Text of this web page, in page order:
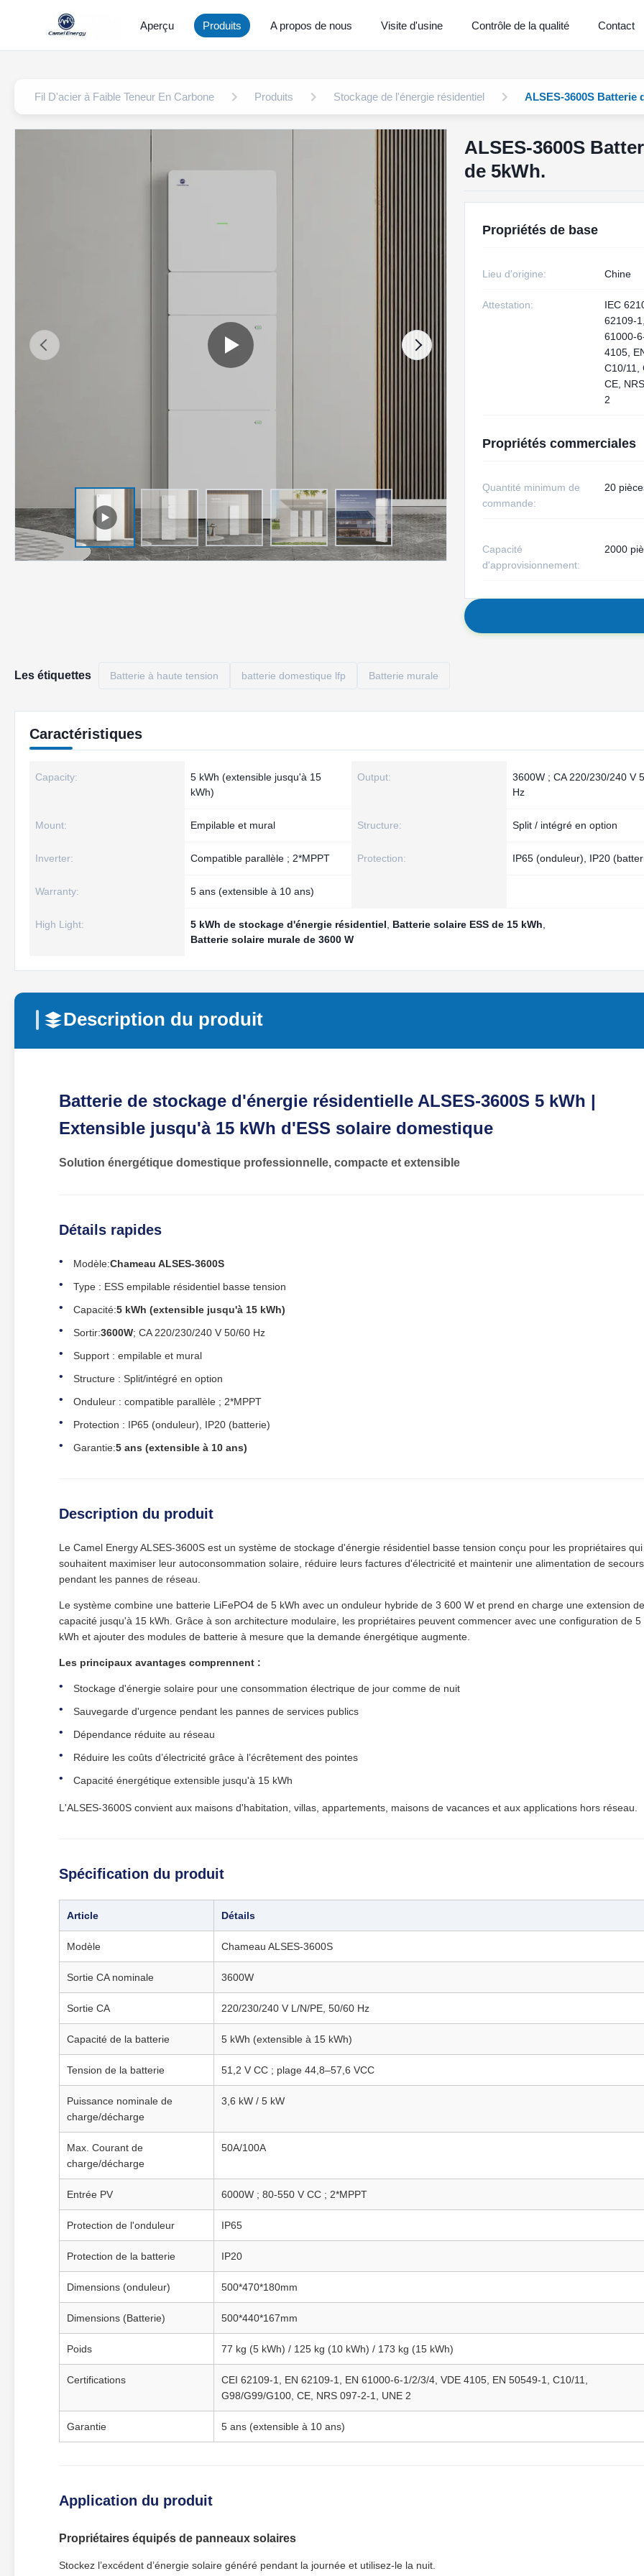
Aperçu Produits A propos de nous Visite d'usine Contrôle de la qualité Contact
Fil D'acier à Faible Teneur En Carbone Produits Stockage de l'énergie résidentiel ALSES-3600S Batterie
ALSES-3600S
de 5kWh.
Propriétés de base
Lieu d'origine: Chine
Attestation:
IEC
4105,
C10/11,
CE,
2
Propriétés commerciales
Quantité minimum de
commande:
20
Capacité
d'approvisionnement:
2000
Les étiquettes Batterie à haute tension batterie domestique lfp Batterie murale
Caractéristiques
Capacity:
5 kWh (extensible jusqu'à 15
kWh)
Output:
3600W ; CA 220/230/240 V
Hz
Mount: Empilable et mural Structure: Split / intégré en option
Inverter: Compatible parallèle ; 2*MPPT Protection: IP65 (onduleur), IP20
Warranty: 5 ans (extensible à 10 ans)
High Light: 5 kWh de stockage d'énergie résidentiel Batterie solaire ESS de 15 kWh
Batterie solaire murale de 3600 W
Description du produit
Batterie de stockage d'énergie résidentielle ALSES-3600S 5 kWh |
Extensible jusqu'à 15 kWh d'ESS solaire domestique
Solution énergétique domestique professionnelle, compacte et extensible
Détails rapides
Modèle:Chameau ALSES‑3600S
Type : ESS empilable résidentiel basse tension
Capacité:5 kWh (extensible jusqu'à 15 kWh)
Sortir:3600W; CA 220/230/240 V 50/60 Hz
Support : empilable et mural
Structure : Split/intégré en option
Onduleur : compatible parallèle ; 2*MPPT
Protection : IP65 (onduleur), IP20 (batterie)
Garantie:5 ans (extensible à 10 ans)
Description du produit
Le Camel Energy ALSES-3600S est un système de stockage d'énergie résidentiel basse tension conçu pour les propriétaires qui
souhaitent maximiser leur autoconsommation solaire, réduire leurs factures d'électricité et maintenir une alimentation de secours
pendant les pannes de réseau.
Le système combine une batterie LiFePO4 de 5 kWh avec un onduleur hybride de 3 600 W et prend en charge une extension de
capacité jusqu'à 15 kWh. Grâce à son architecture modulaire, les propriétaires peuvent commencer avec une configuration de 5
kWh et ajouter des modules de batterie à mesure que la demande énergétique augmente.
Les principaux avantages comprennent :
Stockage d'énergie solaire pour une consommation électrique de jour comme de nuit
Sauvegarde d'urgence pendant les pannes de services publics
Dépendance réduite au réseau
Réduire les coûts d’électricité grâce à l’écrêtement des pointes
Capacité énergétique extensible jusqu'à 15 kWh
L'ALSES-3600S convient aux maisons d'habitation, villas, appartements, maisons de vacances et aux applications hors réseau.
Spécification du produit
Article Détails
Modèle Chameau ALSES‑3600S
Sortie CA nominale 3600W
Sortie CA 220/230/240 V L/N/PE, 50/60 Hz
Capacité de la batterie 5 kWh (extensible à 15 kWh)
Tension de la batterie 51,2 V CC ; plage 44,8–57,6 VCC
Puissance nominale de
charge/décharge
3,6 kW / 5 kW
Max. Courant de
charge/décharge
50A/100A
Entrée PV 6000W ; 80-550 V CC ; 2*MPPT
Protection de l'onduleur IP65
Protection de la batterie IP20
Dimensions (onduleur) 500*470*180mm
Dimensions (Batterie) 500*440*167mm
Poids 77 kg (5 kWh) / 125 kg (10 kWh) / 173 kg (15 kWh)
Certifications
CEI 62109‑1, EN 62109‑1, EN 61000‑6‑1/2/3/4, VDE 4105, EN 50549‑1, C10/11,
G98/G99/G100, CE, NRS 097‑2‑1, UNE 2
Garantie 5 ans (extensible à 10 ans)
Application du produit
Propriétaires équipés de panneaux solaires
Stockez l’excédent d’énergie solaire généré pendant la journée et utilisez-le la nuit.